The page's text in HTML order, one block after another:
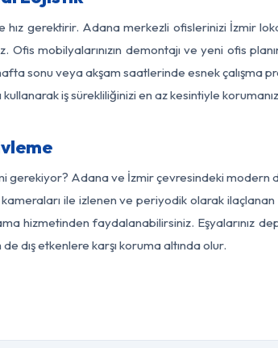
hız gerektirir. Adana merkezli ofislerinizi İzmir
mobilyalarınızın demontajı ve yeni ofis
sonu veya akşam saatlerinde esnek çalışma
iş sürekliliğinizi en az kesintiyle
gerekiyor? Adana ve İzmir çevresindeki modern
ile izlenen ve periyodik olarak
hizmetinden faydalanabilirsiniz. Eşyalarınız
dış etkenlere karşı koruma altında olur.